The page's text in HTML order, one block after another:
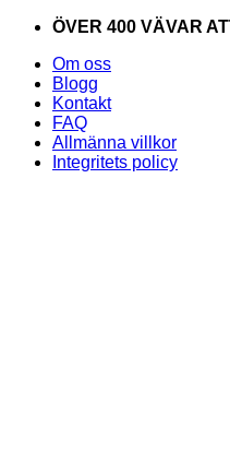
Skip
content
ÖVER 400 VÄVAR
Om oss
Blogg
Kontakt
FAQ
Allmänna villkor
Integritets policy